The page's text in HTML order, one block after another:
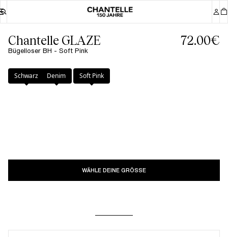
Chantelle GLAZE
Bügelloser BH - Soft Pink
72.00€
Farbe: Soft Pink
Schwarz Denim Soft Pink
WÄHLE DEINE GRÖSSE